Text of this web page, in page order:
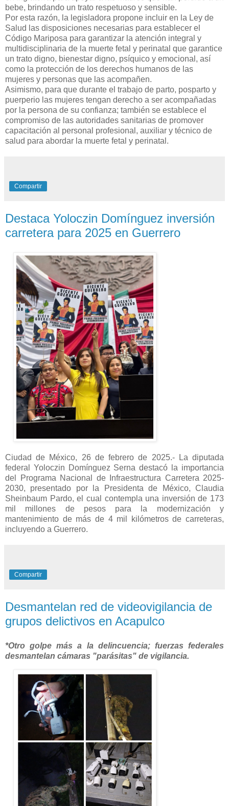
bebe, brindando un trato respetuoso y sensible.
Por esta razón, la legisladora propone incluir en la Ley de
Salud las disposiciones necesarias para establecer el
Código Mariposa para garantizar la atención integral y
multidisciplinaria de la muerte fetal y perinatal que garantice
un trato digno, bienestar digno, psíquico y emocional, así
como la protección de los derechos humanos de las
mujeres y personas que las acompañen.
Asimismo, para que durante el trabajo de parto, posparto y
puerperio las mujeres tengan derecho a ser acompañadas
por la persona de su confianza; también se establece el
compromiso de las autoridades sanitarias de promover
capacitación al personal profesional, auxiliar y técnico de
salud para abordar la muerte fetal y perinatal.
Compartir
Destaca Yoloczin Domínguez inversión
carretera para 2025 en Guerrero
Ciudad de México, 26 de febrero de 2025.- La diputada
federal Yoloczin Domínguez Serna destacó la importancia
del Programa Nacional de Infraestructura Carretera 2025-
2030, presentado por la Presidenta de México, Claudia
Sheinbaum Pardo, el cual contempla una inversión de 173
mil millones de pesos para la modernización y
mantenimiento de más de 4 mil kilómetros de carreteras,
incluyendo a Guerrero.
Compartir
Desmantelan red de videovigilancia de
grupos delictivos en Acapulco
*Otro golpe más a la delincuencia; fuerzas federales
desmantelan cámaras "parásitas" de vigilancia.